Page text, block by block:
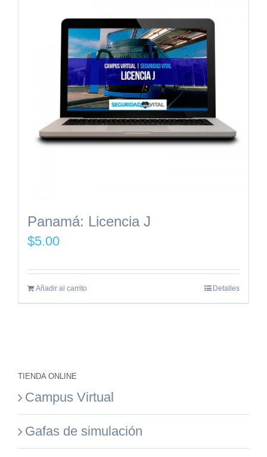
Panamá: Licencia J
$5.00
Añadir al carrito Detalles
TIENDA ONLINE
Campus Virtual
Gafas de simulación